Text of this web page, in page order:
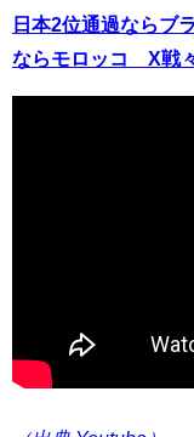
日本2位通過なら
ならモロッコ X戦